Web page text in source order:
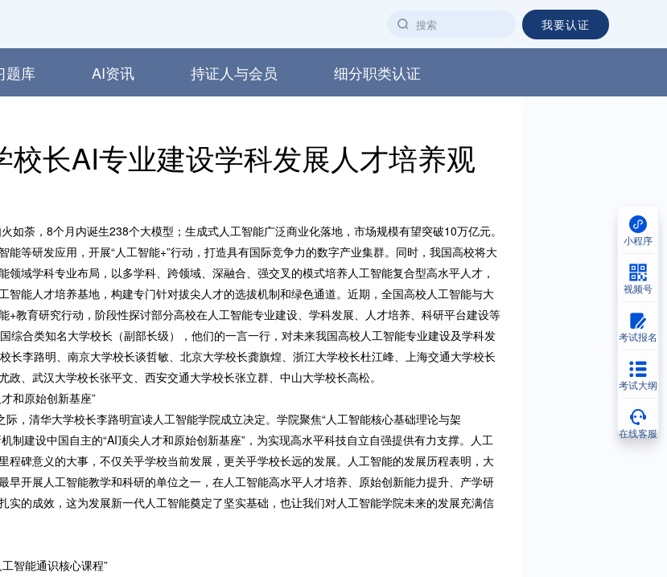
我要认证
题库 AI资讯 持证人与会员 细分职类认证
校长AI专业建设学科发展人才培养观
如荼，8个月内诞生238个大模型；生成式人工智能广泛商业化落地，市场规模有望突破10万亿元。
等研发应用，开展“人工智能+”行动，打造具有国际竞争力的数字产业集群。同时，我国高校将大
域学科专业布局，以多学科、跨领域、深融合、强交叉的模式培养人工智能复合型高水平人才，
智能人才培养基地，构建专门针对拔尖人才的选拔机制和绿色通道。近期，全国高校人工智能与大
+教育研究行动，阶段性探讨部分高校在人工智能专业建设、学科发展、人才培养、科研平台建设等
综合类知名大学校长（副部长级），他们的一言一行，对未来我国高校人工智能专业建设及学科发
长李路明、南京大学校长谈哲敏、北京大学校长龚旗煌、浙江大学校长杜江峰、上海交通大学校长
、武汉大学校长张平文、西安交通大学校长张立群、中山大学校长高松。
和原始创新基座”
，清华大学校长李路明宣读人工智能学院成立决定。学院聚焦“人工智能核心基础理论与架
制建设中国自主的“AI顶尖人才和原始创新基座”，为实现高水平科技自立自强提供有力支撑。人工
程碑意义的大事，不仅关乎学校当前发展，更关乎学校长远的发展。人工智能的发展历程表明，大
早开展人工智能教学和科研的单位之一，在人工智能高水平人才培养、原始创新能力提升、产学研
实的成效，这为发展新一代人工智能奠定了坚实基础，也让我们对人工智能学院未来的发展充满信
智能通识核心课程”
小程序
视频号
考试报名
考试大纲
在线客服